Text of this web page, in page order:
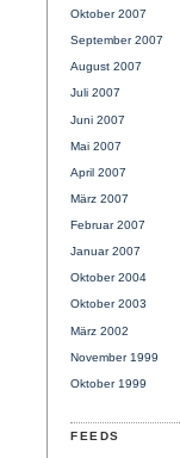
Oktober 2007
September 2007
August 2007
Juli 2007
Juni 2007
Mai 2007
April 2007
März 2007
Februar 2007
Januar 2007
Oktober 2004
Oktober 2003
März 2002
November 1999
Oktober 1999
FEEDS